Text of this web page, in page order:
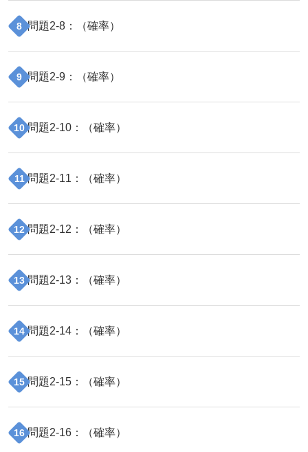
8 問題2-8 ：（確率）
9 問題2-9 ：（確率）
10 問題2-10 ：（確率）
11 問題2-11 ：（確率）
12 問題2-12 ：（確率）
13 問題2-13 ：（確率）
14 問題2-14 ：（確率）
15 問題2-15 ：（確率）
16 問題2-16 ：（確率）